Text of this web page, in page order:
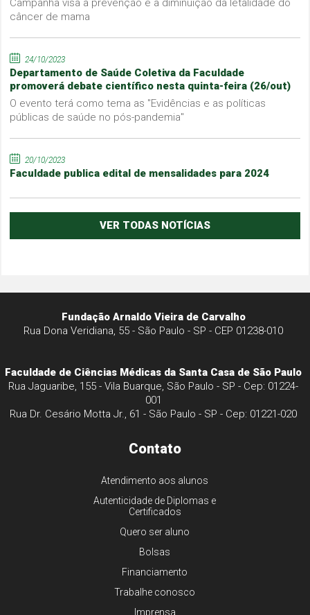
Campanha visa a prevenção e a diminuição da letalidade do
câncer de mama
24/10/2023
Departamento de Saúde Coletiva da Faculdade
promoverá debate científico nesta quinta-feira (26/out)
O evento terá como tema as "Evidências e as políticas
públicas de saúde no pós-pandemia"
20/10/2023
Faculdade publica edital de mensalidades para 2024
VER TODAS NOTÍCIAS
Fundação Arnaldo Vieira de Carvalho
Rua Dona Veridiana, 55 - São Paulo - SP - CEP 01238-010
Faculdade de Ciências Médicas da Santa Casa de São Paulo
Rua Jaguaribe, 155 - Vila Buarque, São Paulo - SP - Cep: 01224-
001
Rua Dr. Cesário Motta Jr., 61 - São Paulo - SP - Cep: 01221-020
Contato
Atendimento aos alunos
Autenticidade de Diplomas e
Certificados
Quero ser aluno
Bolsas
Financiamento
Trabalhe conosco
Imprensa